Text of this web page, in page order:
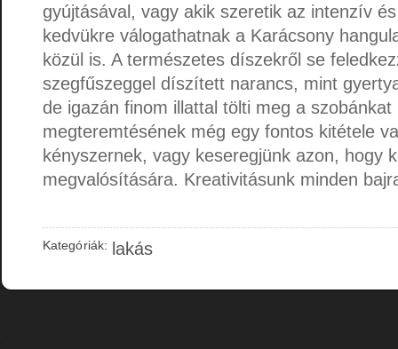
gyújtásával, vagy akik szeretik az intenzív
kedvükre válogathatnak a Karácsony
közül is. A természetes díszekről se
szegfűszeggel díszített narancs, mint
de igazán finom illattal tölti meg a
megteremtésének még egy fontos kitétele
kényszernek, vagy keseregjünk azon, hogy
megvalósítására. Kreativitásunk minden
Kategóriák: lakás